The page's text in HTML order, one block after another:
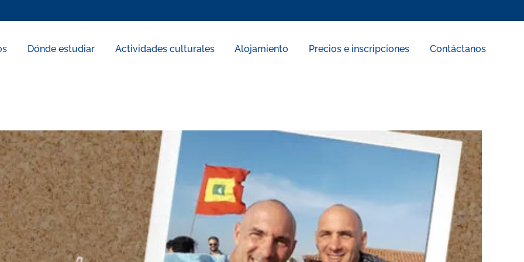
Dónde estudiar Actividades culturales Alojamiento Precios e inscripciones Contáctanos